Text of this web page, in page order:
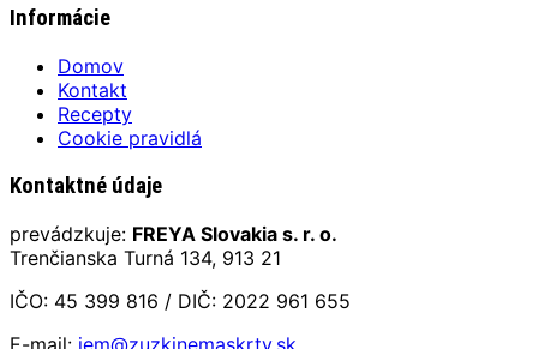
Informácie
Domov
Kontakt
Recepty
Cookie pravidlá
Kontaktné údaje
prevádzkuje: FREYA Slovakia s. r. o.
Trenčianska Turná 134, 913 21
IČO: 45 399 816 / DIČ: 2022 961 655
E-mail: jem@zuzkinemaskrty.sk